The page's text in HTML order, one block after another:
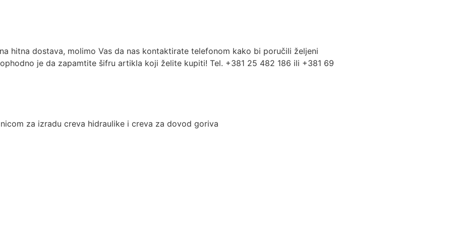
hitna dostava, molimo Vas da nas kontaktirate telefonom kako bi poručili željeni
je da zapamtite šifru artikla koji želite kupiti! Tel. +381 25 482 186 ili +381 69
za izradu creva hidraulike i creva za dovod goriva